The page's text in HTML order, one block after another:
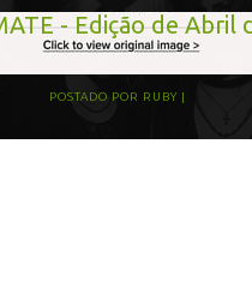
- Edição de Abril
POSTADO POR RUBY